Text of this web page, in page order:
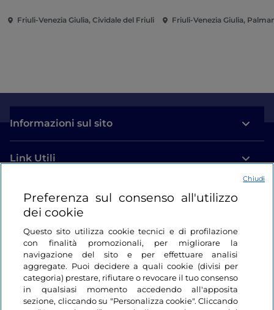
Friuli-Venezia Giulia, Cividale del Friuli Friuli-Venezia Giulia,
Informazioni sul sito
Link Utili
Login
Restiamo in contatto
Preferenza sul consenso all'utilizzo
dei cookie
Questo sito utilizza cookie tecnici e di profilazione
con finalità promozionali, per migliorare la
navigazione del sito e per effettuare analisi
aggregate. Puoi decidere a quali cookie (divisi per
categoria) prestare, rifiutare o revocare il tuo consenso
in qualsiasi momento accedendo all'apposita
sezione, cliccando su "Personalizza cookie". Cliccando
Chiudi